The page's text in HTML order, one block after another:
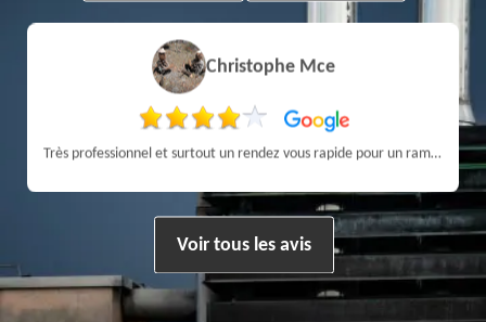
Christophe Mce
Très professionnel et surtout un rendez vous rapide pour un ramonage efficace
Voir tous les avis